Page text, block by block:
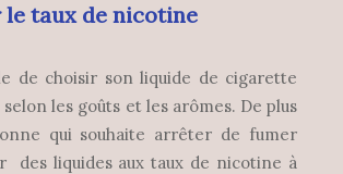
taux de nicotine
de choisir son liquide de cigarette
les goûts et les arômes. De plus
qui souhaite arrêter de fumer
des liquides aux taux de nicotine à